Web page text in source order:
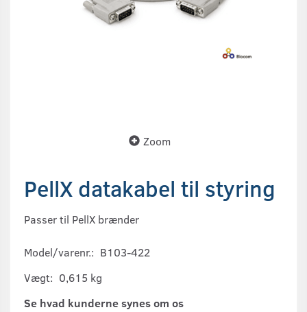
Zoom
PellX datakabel til styring
Passer til PellX brænder
Model/varenr.: B103-422
Vægt: 0,615 kg
Se hvad kunderne synes om os